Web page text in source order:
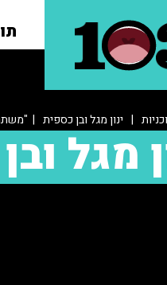
| ינון מגל ובן כספית |
מגל